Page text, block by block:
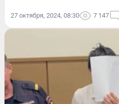
27 октября, 2024, 08:30 7 147